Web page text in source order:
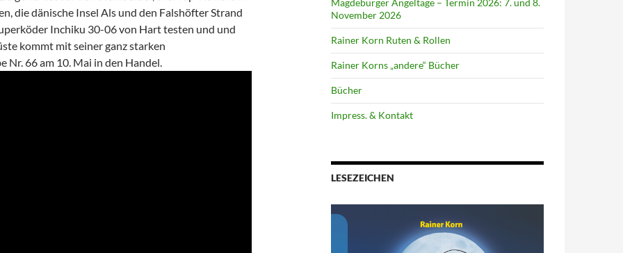
die dänische Insel Als und den Falshöfter Strand
Inchiku 30-06 von Hart testen und und
kommt mit seiner ganz starken
Nr. 66 am 10. Mai in den Handel.
Magdeburger Angeltage – Termin 2026: 7. und 8.
November 2026
Rainer Korn Ruten & Rollen
Rainer Korns „andere“ Bücher
Bücher
Impress. & Kontakt
LESEZEICHEN